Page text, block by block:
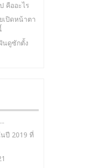
คืออะไร
เปิดหน้าตา
นดูซักตั้ง
ปี 2019 ที่